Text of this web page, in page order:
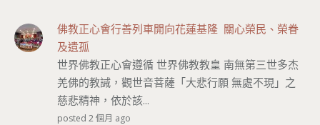
佛教正心會行善列車開向花蓮基隆 關心榮民、榮眷
及遺孤
世界佛教正心會遵循 世界佛教教皇 南無第三世多杰
羌佛的教誡，觀世音菩薩「大悲行願 無處不現」之
慈悲精神，依於該...
posted 2 個月 ago